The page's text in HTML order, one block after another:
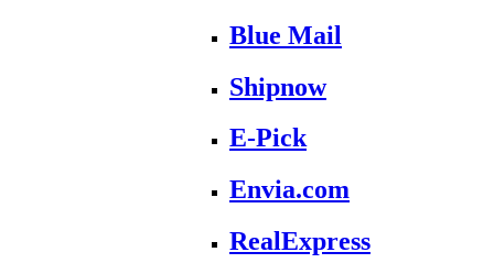
Blue Mail
Shipnow
E-Pick
Envia.com
RealExpress